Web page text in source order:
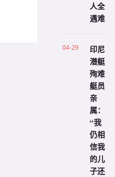
人全
遇难
04-29
印尼
潜艇
殉难
艇员
亲
属：
“我
仍相
信我
的儿
子还